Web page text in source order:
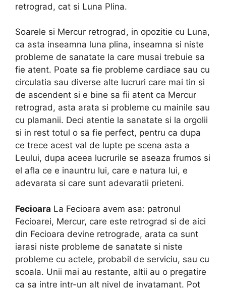
retrograd, cat si Luna Plina.
Soarele si Mercur retrograd, in opozitie cu Luna,
ca asta inseamna luna plina, inseamna si niste
probleme de sanatate la care musai trebuie sa
fie atent. Poate sa fie probleme cardiace sau cu
circulatia sau diverse alte lucruri care mai tin si
de ascendent si e bine sa fii atent ca Mercur
retrograd, asta arata si probleme cu mainile sau
cu plamanii. Deci atentie la sanatate si la orgolii
si in rest totul o sa fie perfect, pentru ca dupa
ce trece acest val de lupte pe scena asta a
Leului, dupa aceea lucrurile se aseaza frumos si
el afla ce e inauntru lui, care e natura lui, e
adevarata si care sunt adevaratii prieteni.
Fecioara La Fecioara avem asa: patronul
Fecioarei, Mercur, care este retrograd si de aici
din Fecioara devine retrograde, arata ca sunt
iarasi niste probleme de sanatate si niste
probleme cu actele, probabil de serviciu, sau cu
scoala. Unii mai au restante, altii au o pregatire
ca sa intre intr-un alt nivel de invatamant. Pot